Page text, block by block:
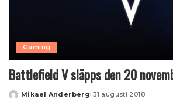
Gaming
Battlefield V släpps den 20
Mikael Anderberg 31 augusti 2018